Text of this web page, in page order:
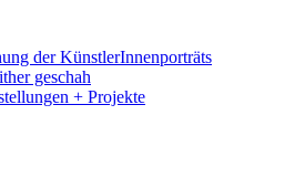
der KünstlerInnenporträts
geschah
+ Projekte